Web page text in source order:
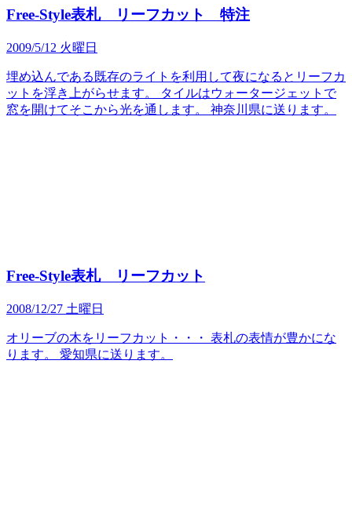
Free-Style表札 リーフカット 特注
2009/5/12 火曜日
埋め込んである既存のライトを利用して夜になるとリーフカ
ットを浮き上がらせます。 タイルはウォータージェットで
窓を開けてそこから光を通します。 神奈川県に送ります。
Free-Style表札 リーフカット
2008/12/27 土曜日
オリーブの木をリーフカット・・・ 表札の表情が豊かにな
ります。 愛知県に送ります。